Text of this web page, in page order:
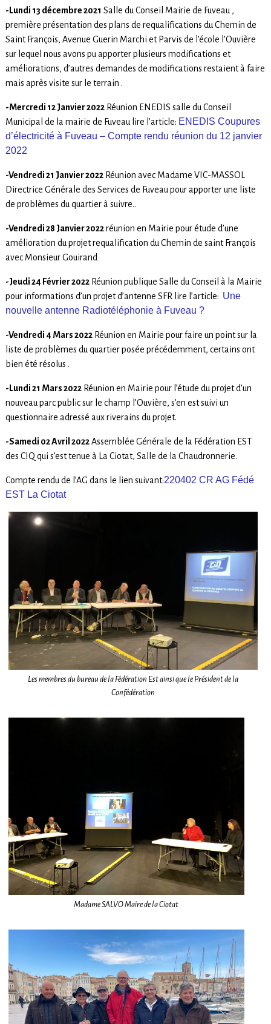
-Lundi 13 décembre 2021 Salle du Conseil Mairie de Fuveau ,
première présentation des plans de requalifications du Chemin de
Saint François, Avenue Guerin Marchi et Parvis de l’école l’Ouvière
sur lequel nous avons pu apporter plusieurs modifications et
améliorations, d’autres demandes de modifications restaient à faire
mais après visite sur le terrain .
-Mercredi 12 Janvier 2022Réunion ENEDIS salle du Conseil
Municipal de la mairie de Fuveau lire l’article: ENEDIS Coupures
d’électricité à Fuveau – Compte rendu réunion du 12 janvier
2022
-Vendredi 21 Janvier 2022Réunion avec Madame VIC-MASSOL
Directrice Générale des Services de Fuveau pour apporter une liste
de problèmes du quartier à suivre..
-Vendredi 28 Janvier 2022réunion en Mairie pour étude d’une
amélioration du projet requalification du Chemin de saint François
avec Monsieur Gouirand
-Jeudi 24 Février 2022Réunion publique Salle du Conseil à la Mairie
pour informations d’un projet d’antenne SFR lire l’article: Une
nouvelle antenne Radiotéléphonie à Fuveau ?
-Vendredi 4 Mars 2022Réunion en Mairie pour faire un point sur la
liste de problèmes du quartier posée précédemment, certains ont
bien été résolus .
-Lundi 21 Mars 2022Réunion en Mairie pour l’étude du projet d’un
nouveau parc public sur le champ l’Ouvière, s’en est suivi un
questionnaire adressé aux riverains du projet.
-Samedi 02 Avril 2022Assemblée Générale de la Fédération EST
des CIQ qui s’est tenue à La Ciotat, Salle de la Chaudronnerie.
Compte rendu de l’AG dans le lien suivant:220402 CR AG Fédé
EST La Ciotat
Les membres du bureau de la Fédération Est ainsi que le Président de la
Confédération
Madame SALVO Maire de la Ciotat